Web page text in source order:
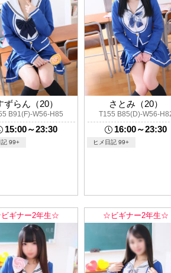
ずらん（20）
B91(F)-W56-H85
15:00～23:30
記 99+
さとみ（20）
T155 B85(D)-W56-
16:00～23:30
ヒメ日記 99+
ギナー2年生☆ ☆ビギナー2年生☆